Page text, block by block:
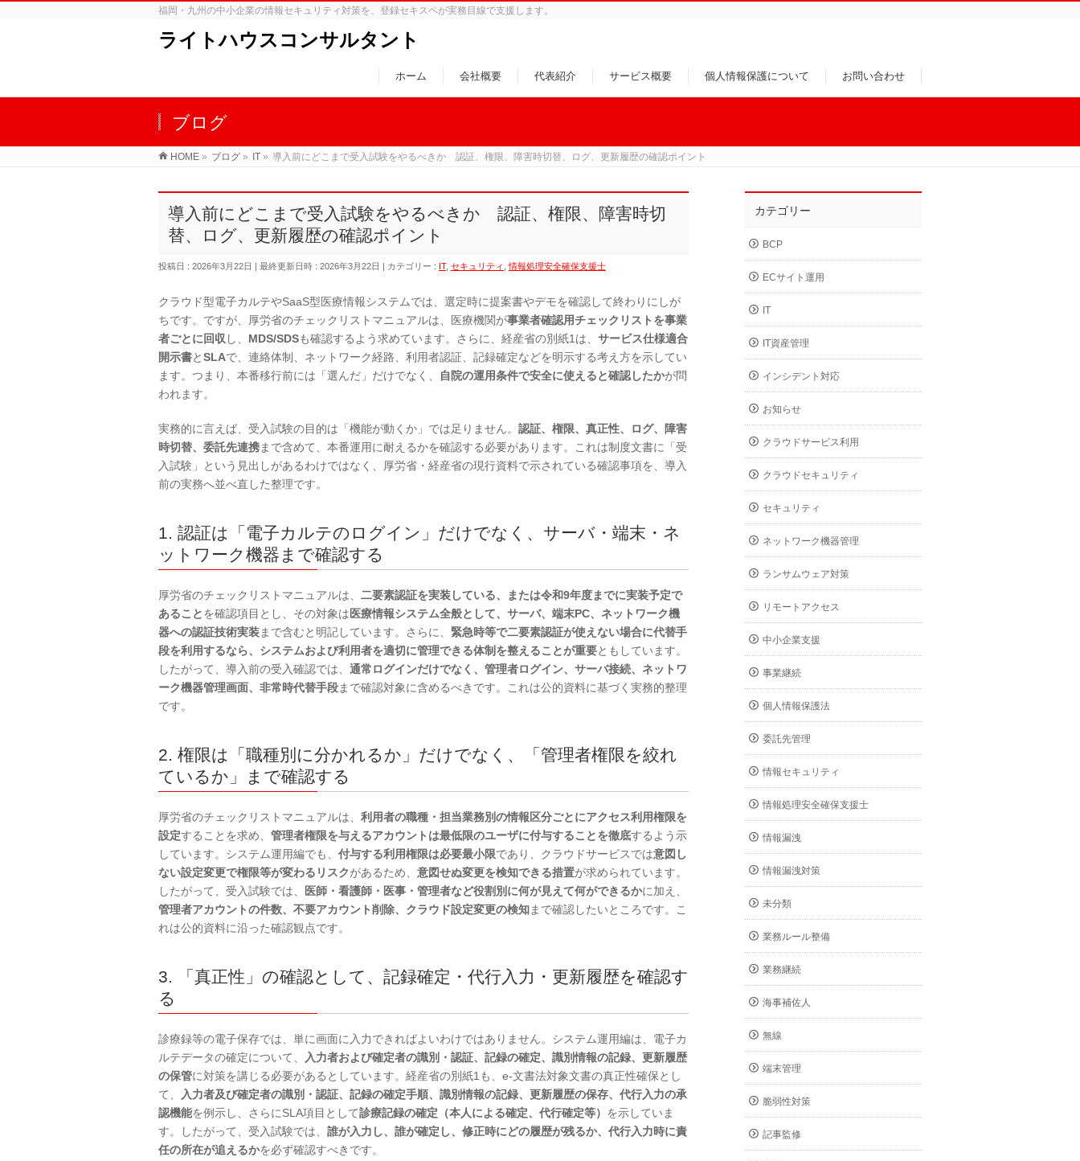
福岡・九州の中小企業の情報セキュリティ対策を、登録セキスペが実務目線で支援します。
ライトハウスコンサルタント
ホーム 会社概要 代表紹介 サービス概要 個人情報保護について お問い合わせ
ブログ
HOME » ブログ » IT » 導入前にどこまで受入試験をやるべきか 認証、権限、障害時切替、ログ、更新履歴の確認ポイント
導入前にどこまで受入試験をやるべきか 認証、権限、障害時切
替、ログ、更新履歴の確認ポイント
投稿日 : 2026年3月22日 最終更新日時 : 2026年3月22日 カテゴリー : IT, セキュリティ ,情報処理安全確保支援士
クラウド型電子カルテやSaaS型医療情報システムでは、選定時に提案書やデモを確認して終わりにしが
ちです。ですが、厚労省のチェックリストマニュアルは、医療機関が事業者確認用チェックリストを事業
者ごとに回収 し、 MDS/SDSも確認するよう求めています。さらに、経産省の別紙1は、 サービス仕様適合
開示書とSLAで、連絡体制、ネットワーク経路、利用者認証、記録確定などを明示する考え方を示してい
ます。つまり、本番移行前には「選んだ」だけでなく、
自院の運用条件で安全に使えると確認したかが問
われます。
実務的に言えば、受入試験の目的は「機能が動くか」では足りません。 認証、権限、真正性、ログ、障害
時切替、委託先連携まで含めて、本番運用に耐えるかを確認する必要があります。これは制度文書に「受
入試験」という見出しがあるわけではなく、厚労省・経産省の現行資料で示されている確認事項を、導入
前の実務へ並べ直した整理です。
1. 認証は「電子カルテのログイン」だけでなく、サーバ・端末・ネ
ットワーク機器まで確認する
厚労省のチェックリストマニュアルは、 二要素認証を実装している、または令和9年度までに実装予定で
あることを確認項目とし、その対象は医療情報システム全般として、サーバ、端末PC、ネットワーク機
器への認証技術実装まで含むと明記しています。さらに、 緊急時等で二要素認証が使えない場合に代替手
段を利用するなら、システムおよび利用者を適切に管理できる体制を整えることが重要ともしています。
したがって、導入前の受入確認では、 通常ログインだけでなく、管理者ログイン、サーバ接続、ネットワ
ーク機器管理画面、非常時代替手段まで確認対象に含めるべきです。これは公的資料に基づく実務的整理
です。
2. 権限は「職種別に分かれるか」だけでなく、「管理者権限を絞れ
ているか」まで確認する
厚労省のチェックリストマニュアルは、 利用者の職種・担当業務別の情報区分ごとにアクセス利用権限を
設定することを求め、 管理者権限を与えるアカウントは最低限のユーザに付与することを徹底するよう示
しています。システム運用編でも、 付与する利用権限は必要最小限であり、クラウドサービスでは意図し
ない設定変更で権限等が変わるリスクがあるため、 意図せぬ変更を検知できる措置が求められています。
したがって、受入試験では、
医師・看護師・医事・管理者など役割別に何が見えて何ができるかに加え、
管理者アカウントの件数、不要アカウント削除、クラウド設定変更の検知まで確認したいところです。こ
れは公的資料に沿った確認観点です。
3. 「真正性」の確認として、記録確定・代行入力・更新履歴を確認す
る
診療録等の電子保存では、単に画面に入力できればよいわけではありません。システム運用編は、電子カ
ルテデータの確定について、
入力者および確定者の識別・認証、記録の確定、識別情報の記録、更新履歴
の保管に対策を講じる必要があるとしています。経産省の別紙1も、e-文書法対象文書の真正性確保とし
て、
入力者及び確定者の識別・認証、記録の確定手順、識別情報の記録、更新履歴の保存、代行入力の承
認機能を例示し、さらにSLA項目として診療記録の確定（本人による確定、代行確定等） を示していま
す。したがって、受入試験では、 誰が入力し、誰が確定し、修正時にどの履歴が残るか、代行入力時に責
任の所在が追えるかを必ず確認すべきです。
カテゴリー
BCP
ECサイト運用
IT
IT資産管理
インシデント対応
お知らせ
クラウドサービス利用
クラウドセキュリティ
セキュリティ
ネットワーク機器管理
ランサムウェア対策
リモートアクセス
中小企業支援
事業継続
個人情報保護法
委託先管理
情報セキュリティ
情報処理安全確保支援士
情報漏洩
情報漏洩対策
未分類
業務ルール整備
業務継続
海事補佐人
無線
端末管理
脆弱性対策
記事監修